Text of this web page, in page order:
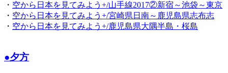
・ 空から日本を見てみよう+/山手線2017②新宿～池袋～東京
・ 空から日本を見てみよう+/宮崎県日南～鹿児島県志布志
・ 空から日本を見てみよう+/鹿児島県大隅半島・桜島
●夕方